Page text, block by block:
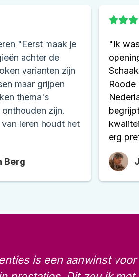
"Eerst maak je
achter de
varianten zijn
maar grijpen
thema's
zijn.
leren houdt het
Berg
"Ik
Roode
erg
is een aanwinst voor